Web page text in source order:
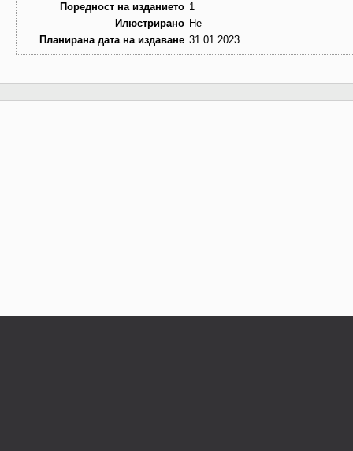
Поредност на изданието 1
Илюстрирано Не
Планирана дата на издаване 31.01.2023